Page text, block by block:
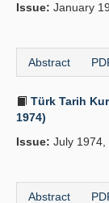
Issue: January
Abstract
Türk Tarih
1974)
Issue: July 1974,
Abstract